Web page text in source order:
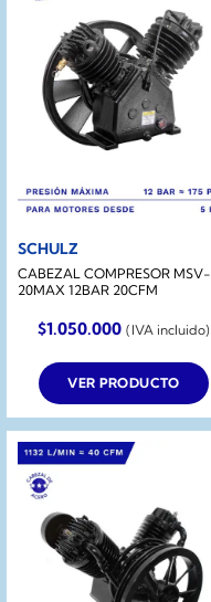
SCHULZ
CABEZAL COMPRESOR MSV-
20MAX 12BAR 20CFM
$1.050.000 (IVA incluido)
VER PRODUCTO